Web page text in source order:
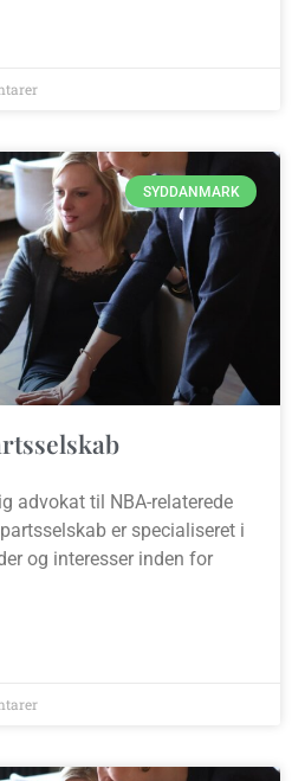
SYDDANMARK
advokat til NBA-relaterede
er specialiseret i
og interesser inden for